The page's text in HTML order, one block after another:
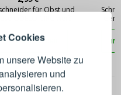
Cookies
unsere Website zu
und
für Obst und
DEN WARENKORB IN
bei Ihrem